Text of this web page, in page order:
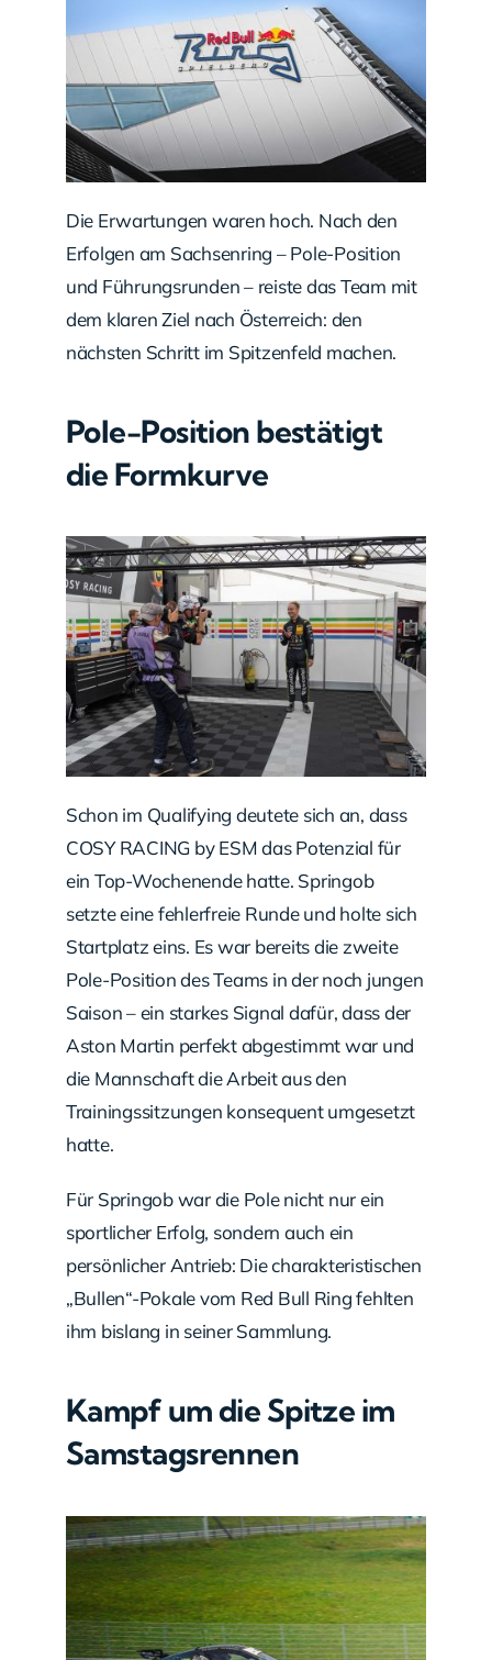
Die Erwartungen waren hoch. Nach den
Erfolgen am Sachsenring – Pole-Position
und Führungsrunden – reiste das Team mit
dem klaren Ziel nach Österreich: den
nächsten Schritt im Spitzenfeld machen.
Pole-Position bestätigt
die Formkurve
Schon im Qualifying deutete sich an, dass
COSY RACING by ESM das Potenzial für
ein Top-Wochenende hatte. Springob
setzte eine fehlerfreie Runde und holte sich
Startplatz eins. Es war bereits die zweite
Pole-Position des Teams in der noch jungen
Saison – ein starkes Signal dafür, dass der
Aston Martin perfekt abgestimmt war und
die Mannschaft die Arbeit aus den
Trainingssitzungen konsequent umgesetzt
hatte.
Für Springob war die Pole nicht nur ein
sportlicher Erfolg, sondern auch ein
persönlicher Antrieb: Die charakteristischen
„Bullen“-Pokale vom Red Bull Ring fehlten
ihm bislang in seiner Sammlung.
Kampf um die Spitze im
Samstagsrennen